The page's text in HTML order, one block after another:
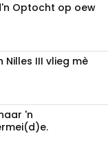
Optocht op oew
III vlieg mè
'n